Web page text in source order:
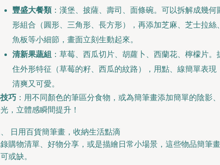
豐盛大餐類：漢堡、披薩、壽司、面條碗。可以拆解成幾何
形組合（圓形、三角形、長方形），再添加芝麻、芝士拉絲
魚板等小細節，畫面立刻生動起來。
清新果蔬組 ：草莓、西瓜切片、胡蘿卜、西蘭花、檸檬片。
住外形特征（草莓的籽、西瓜的紋路），用點、線簡單表現
清爽又可愛。
巧 ：用不同顏色的筆區分食物，或為簡筆畫添加簡單的陰影、
，立體感瞬間提升！
日用百貨簡筆畫，收納生活點滴
購物清單、好物分享，或是描繪日常小場景，這些物品簡筆畫
或缺。